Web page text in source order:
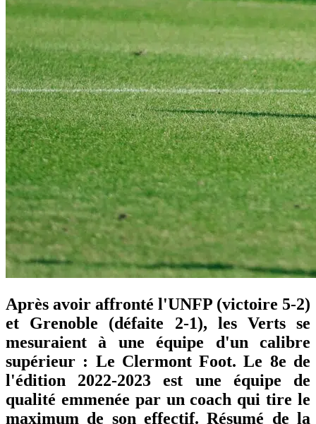
Après avoir affronté l'UNFP (victoire 5-2)
et Grenoble (défaite 2-1), les Verts se
mesuraient à une équipe d'un calibre
supérieur : Le Clermont Foot. Le 8e de
l'édition 2022-2023 est une équipe de
qualité emmenée par un coach qui tire le
maximum de son effectif. Résumé de la